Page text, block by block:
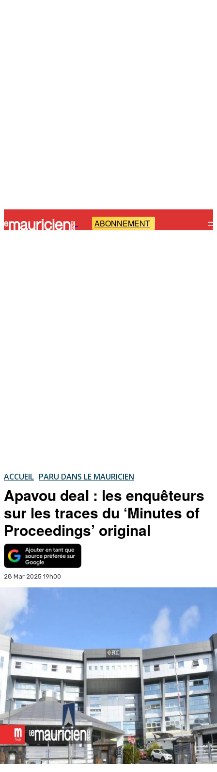
- ABONNEMENT
ACCUEIL PARU DANS LE MAURICIEN
Apavou deal : les enquêteurs
sur les traces du ‘Minutes of
Proceedings’ original
28 Mar 2025 19h00